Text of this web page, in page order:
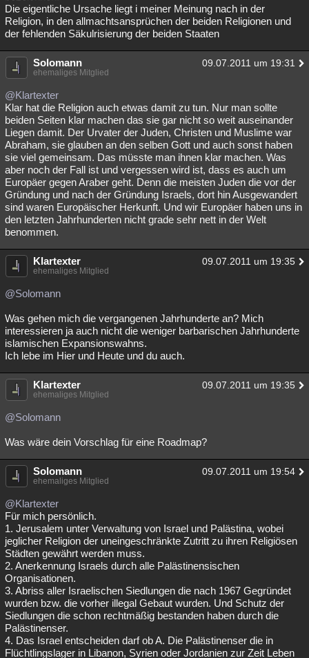
Die eigentliche Ursache liegt i meiner Meinung nach in der
Religion, in den allmachtsansprüchen der beiden Religionen und
der fehlenden Säkulrisierung der beiden Staaten
Solomann 09.07.2011 um 19:31
ehemaliges Mitglied
@Klartexter
Klar hat die Religion auch etwas damit zu tun. Nur man sollte
beiden Seiten klar machen das sie gar nicht so weit auseinander
Liegen damit. Der Urvater der Juden, Christen und Muslime war
Abraham, sie glauben an den selben Gott und auch sonst haben
sie viel gemeinsam. Das müsste man ihnen klar machen. Was
aber noch der Fall ist und vergessen wird ist, dass es auch um
Europäer gegen Araber geht. Denn die meisten Juden die vor der
Gründung und nach der Gründung Israels, dort hin Ausgewandert
sind waren Europäischer Herkunft. Und wir Europäer haben uns in
den letzten Jahrhunderten nicht grade sehr nett in der Welt
benommen.
Klartexter 09.07.2011 um 19:35
ehemaliges Mitglied
@Solomann
Was gehen mich die vergangenen Jahrhunderte an? Mich
interessieren ja auch nicht die weniger barbarischen Jahrhunderte
islamischen Expansionswahns.
Ich lebe im Hier und Heute und du auch.
Klartexter 09.07.2011 um 19:35
ehemaliges Mitglied
@Solomann
Was wäre dein Vorschlag für eine Roadmap?
Solomann 09.07.2011 um 19:54
ehemaliges Mitglied
@Klartexter
Für mich persönlich.
1. Jerusalem unter Verwaltung von Israel und Palästina, wobei
jeglicher Religion der uneingeschränkte Zutritt zu ihren Religiösen
Städten gewährt werden muss.
2. Anerkennung Israels durch alle Palästinensischen
Organisationen.
3. Abriss aller Israelischen Siedlungen die nach 1967 Gegründet
wurden bzw. die vorher illegal Gebaut wurden. Und Schutz der
Siedlungen die schon rechtmäßig bestanden haben durch die
Palästinenser.
4. Das Israel entscheiden darf ob A. Die Palästinenser die in
Flüchtlingslager in Libanon, Syrien oder Jordanien zur Zeit Leben